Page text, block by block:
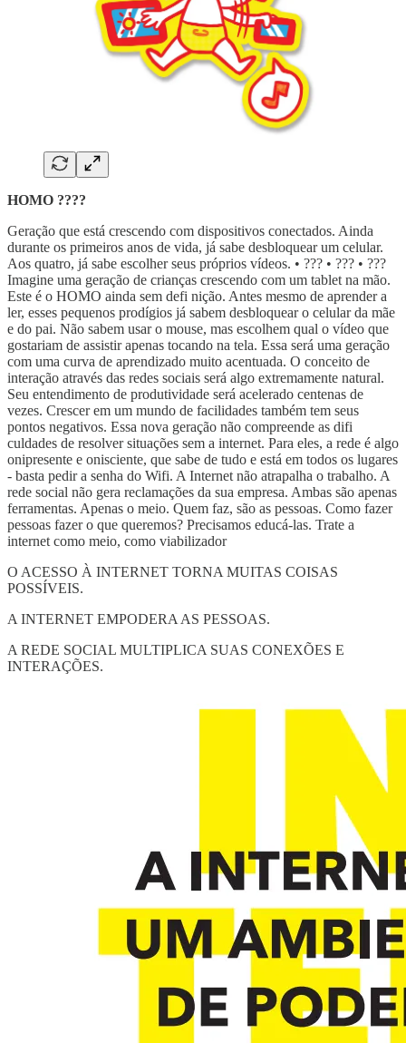
HOMO ????
Geração que está crescendo com dispositivos conectados. Ainda
durante os primeiros anos de vida, já sabe desbloquear um celular.
Aos quatro, já sabe escolher seus próprios vídeos. • ??? • ??? • ???
Imagine uma geração de crianças crescendo com um tablet na mão.
Este é o HOMO ainda sem defi nição. Antes mesmo de aprender a
ler, esses pequenos prodígios já sabem desbloquear o celular da mãe
e do pai. Não sabem usar o mouse, mas escolhem qual o vídeo que
gostariam de assistir apenas tocando na tela. Essa será uma geração
com uma curva de aprendizado muito acentuada. O conceito de
interação através das redes sociais será algo extremamente natural.
Seu entendimento de produtividade será acelerado centenas de
vezes. Crescer em um mundo de facilidades também tem seus
pontos negativos. Essa nova geração não compreende as difi
culdades de resolver situações sem a internet. Para eles, a rede é algo
onipresente e onisciente, que sabe de tudo e está em todos os lugares
- basta pedir a senha do Wifi. A Internet não atrapalha o trabalho. A
rede social não gera reclamações da sua empresa. Ambas são apenas
ferramentas. Apenas o meio. Quem faz, são as pessoas. Como fazer
pessoas fazer o que queremos? Precisamos educá-las. Trate a
internet como meio, como viabilizador
O ACESSO À INTERNET TORNA MUITAS COISAS
POSSÍVEIS.
A INTERNET EMPODERA AS PESSOAS.
A REDE SOCIAL MULTIPLICA SUAS CONEXÕES E
INTERAÇÕES.